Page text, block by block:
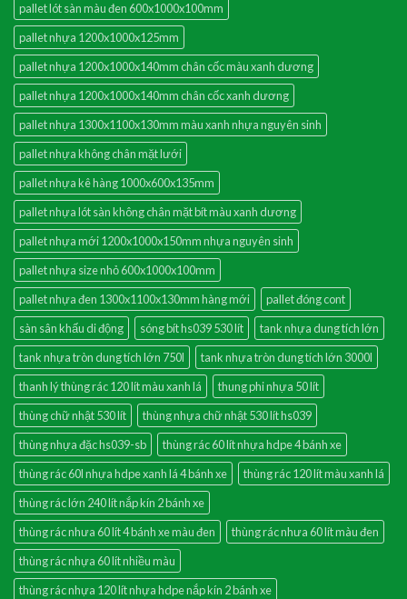
pallet lót sàn màu đen 600x1000x100mm
pallet nhựa 1200x1000x125mm
pallet nhựa 1200x1000x140mm chân cốc màu xanh dương
pallet nhựa 1200x1000x140mm chân cốc xanh dương
pallet nhựa 1300x1100x130mm màu xanh nhựa nguyên sinh
pallet nhựa không chân mặt lưới
pallet nhựa kê hàng 1000x600x135mm
pallet nhựa lót sàn không chân mặt bít màu xanh dương
pallet nhựa mới 1200x1000x150mm nhựa nguyên sinh
pallet nhựa size nhỏ 600x1000x100mm
pallet nhựa đen 1300x1100x130mm hàng mới
pallet đóng cont
sàn sân khấu di động
sóng bít hs039 530 lít
tank nhựa dung tích lớn
tank nhựa tròn dung tích lớn 750l
tank nhựa tròn dung tích lớn 3000l
thanh lý thùng rác 120 lít màu xanh lá
thung phi nhựa 50 lít
thùng chữ nhật 530 lít
thùng nhựa chữ nhật 530 lít hs039
thùng nhựa đặc hs039-sb
thùng rác 60 lít nhựa hdpe 4 bánh xe
thùng rác 60l nhựa hdpe xanh lá 4 bánh xe
thùng rác 120 lít màu xanh lá
thùng rác lớn 240 lít nắp kín 2 bánh xe
thùng rác nhưa 60 lít 4 bánh xe màu đen
thùng rác nhưa 60 lít màu đen
thùng rác nhựa 60 lít nhiều màu
thùng rác nhựa 120 lít nhựa hdpe nắp kín 2 bánh xe